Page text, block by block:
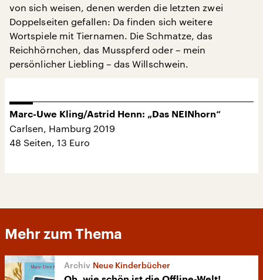
von sich weisen, denen werden die letzten zwei
Doppelseiten gefallen: Da finden sich weitere
Wortspiele mit Tiernamen. Die Schmatze, das
Reichhörnchen, das Musspferd oder – mein
persönlicher Liebling – das Willschwein.
Marc-Uwe Kling/Astrid Henn: „Das NEINhorn“
Carlsen, Hamburg 2019
48 Seiten, 13 Euro
Mehr zum Thema
Neue Kinderbücher